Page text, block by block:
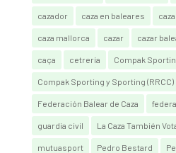
cazador caza en baleares
caza mallorca cazar cazar
caça cetrería Compak
Compak Sporting y Sporting (RRCC)
Federación Balear de Caza
guardia civil La Caza También
mutuasport Pedro Bestard